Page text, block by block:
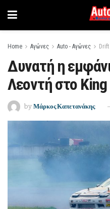
Home Αγώνες Auto - Αγώνες Drift
Δυνατή η
Λεοντή στο
by Μάρκος Καπετανάκης